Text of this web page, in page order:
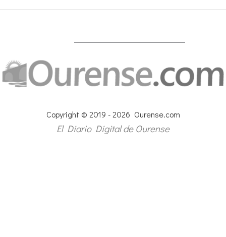
Copyright © 2019 - 2026 Ourense.com
El Diario Digital de Ourense